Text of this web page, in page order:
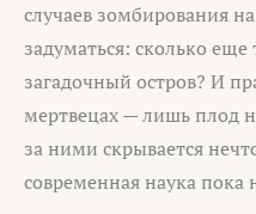
случаев зомбирования
задуматься: сколько еще
загадочный остров? И
мертвецах — лишь плод
за ними скрывается
современная наука пока